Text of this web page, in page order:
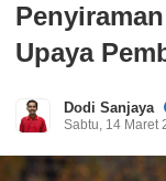
Upaya
Dodi Sanjaya
Sabtu, 14 Maret